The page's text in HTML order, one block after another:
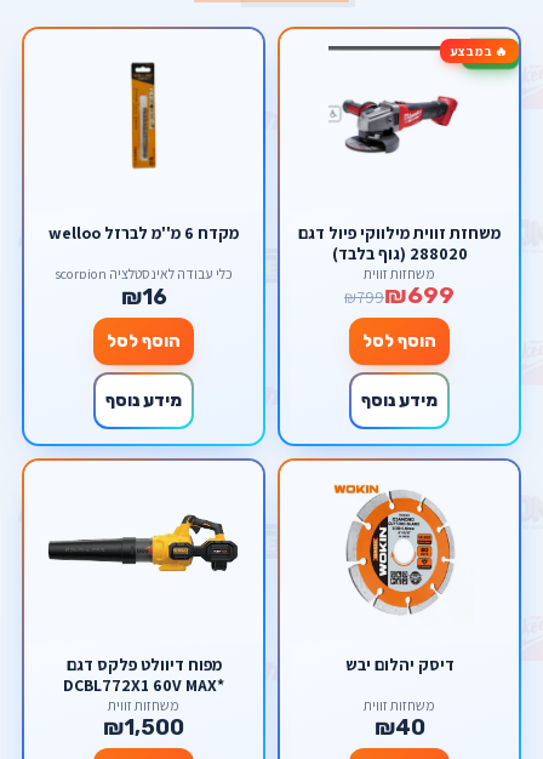
🔥 במבצע-13%
משחזת זווית מילווקי פיול דגם
288020 (גוף בלבד)
משחזות זווית
₪699
₪799
הוסף לסל
מידע נוסף
מקדח 6 מ''מ לברזל welloo
כלי עבודה לאינסטלציה scorpion
₪16
הוסף לסל
מידע נוסף
דיסק יהלום יבש
משחזות זווית
₪40
מפוח דיוולט פלקס דגם
DCBL772X1 60V MAX*
FLEXVOLT® Brushless
משחזות זווית
₪1,500